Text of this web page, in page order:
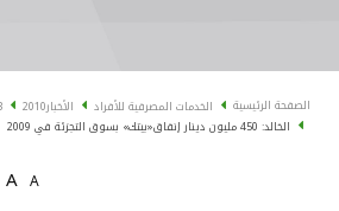
البطاقات
"برامج العملاء"
الصفحة الرئيسية الخدمات المصرفية للأفراد الأخبار2010
الخالد: 450 مليون دينار إنفاق«بيتك» بسوق التجزئة في 2009
A
A